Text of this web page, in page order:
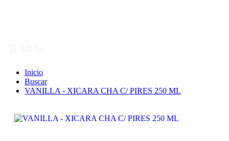
Inicio
Buscar
VANILLA - XICARA CHA C/ PIRES 250 ML